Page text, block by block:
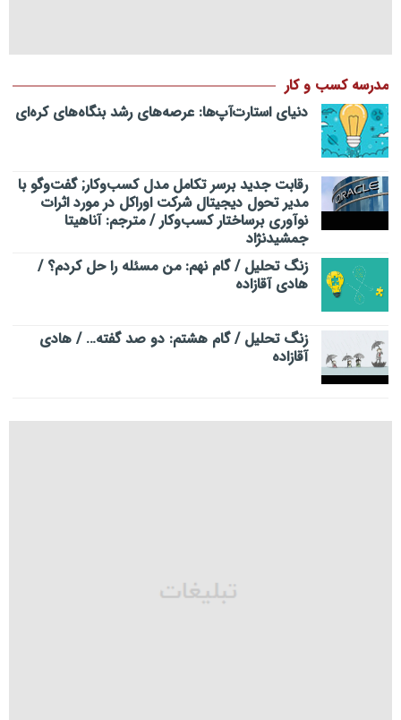
مدرسه کسب و کار
دنیای استارت‌آپ‌ها: عرصه‌های رشد بنگاه‌های کره‌ای‌
رقابت جدید برسر تکامل مدل کسب‌و‌کار; گفت‌وگو با
مدیر تحول دیجیتال شرکت اوراکل در مورد اثرات
نوآوری برساختار کسب‌وکار / مترجم: آناهیتا
جمشیدنژاد
زنگ تحلیل / گام نهم: من مسئله را حل کردم؟ /
هادی آقازاده
زنگ تحلیل / گام هشتم: دو صد گفته… / هادی
آقازاده